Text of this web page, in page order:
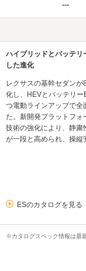
---
ハイブリッドとバッテリ
した進化
レクサスの基幹セダンが
化し、HEVとバッテリー
つ電動ラインアップで全
た。新開発プラットフォ
技術の強化により、静粛
が一段と高められ、操
ESのカタログを見る
※カタログスペック情報は最